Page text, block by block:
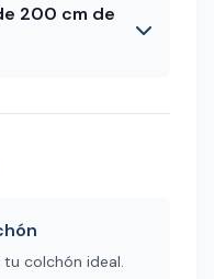
200 cm de
colchón ideal.